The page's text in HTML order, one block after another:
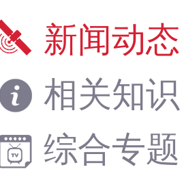
新闻动态
相关知识
综合专题